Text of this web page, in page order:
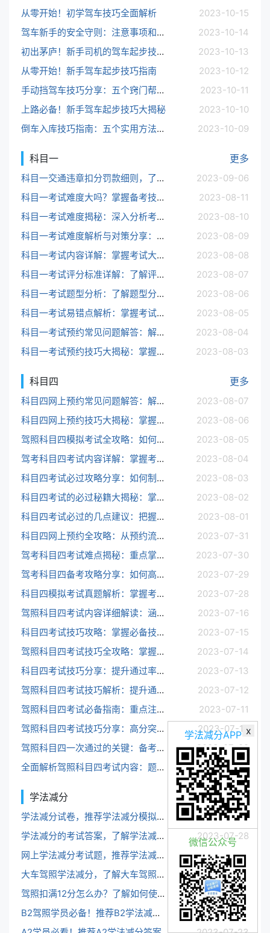
从零开始！初学驾车技巧全面解析
2023-10-15
驾车新手的安全守则：注意事项和技巧助你成为熟练驾驶者
2023-10-14
初出茅庐！新手司机的驾车起步技巧分享
2023-10-13
从零开始！新手驾车起步技巧指南
2023-10-12
手动挡驾车技巧分享：五个窍门帮你驾驶更轻松
2023-10-11
上路必备！新手驾车起步技巧大揭秘
2023-10-10
倒车入库技巧指南：五个实用方法让你信心满满
2023-10-09
科目一 更多
科目一交通违章扣分罚款细则，了解交通违章扣分细则
2023-09-06
科目一考试难度大吗？掌握备考技巧，提高考试通过率，轻松应对考试难度
2023-08-11
科目一考试难度揭秘：深入分析考试难度、通过率、及格分数线等因素，评估考试难度
2023-08-10
科目一考试难度解析与对策分享：如何正确认识考试难度，制定科学备考计划，提高考试通过率
2023-08-09
科目一考试内容详解：掌握考试大纲和题型分布，有针对性备考，轻松通过考试
2023-08-08
科目一考试评分标准详解：了解评分规则，掌握考试技巧，稳扎稳打，轻松过关
2023-08-07
科目一考试题型分析：了解题型分布，掌握答题技巧，提高考试得分率
2023-08-06
科目一考试易错点解析：掌握考试难点，避免犯错，提高考试得分率
2023-08-05
科目一考试预约常见问题解答：解答您所关心的问题，让您轻松预约到理想的考试时间和地点
2023-08-04
科目一考试预约技巧大揭秘：掌握这些技巧，轻松预约心仪的考试时间和地点
2023-08-03
科目四 更多
科目四网上预约常见问题解答：解答您所关心的问题，让您轻松预约到理想的考试时间和地点
2023-08-07
科目四网上预约技巧大揭秘：掌握这些技巧，轻松预约心仪的考试时间和地点
2023-08-06
驾照科目四模拟考试全攻略：如何进行科目四模拟考试，提高考试通过率？
2023-08-05
驾考科目四考试内容详解：掌握考试大纲和题型分布，有针对性备考，轻松通过考试
2023-08-04
科目四考试必过攻略分享：如何制定科学备考计划，提高考试通过率？
2023-08-03
科目四考试的必过秘籍大揭秘：掌握考试技巧和注意事项，帮你顺利通过考试
2023-08-02
科目四考试必过的几点建议：把握重点难点，强化练习，轻松通过科目四考试
2023-08-01
科目四网上预约全攻略：从预约流程到注意事项，一步一步教你如何网上预约科目四考试
2023-07-31
驾考科目四考试难点揭秘：重点掌握难点和易错点，提高考试得分率
2023-07-30
驾考科目四备考攻略分享：如何高效备考，掌握考试技巧，稳扎稳打，一次性通过考试
2023-07-29
科目四模拟考试真题解析：掌握考试题型、难度及答题技巧，迎接科目四考试
2023-07-28
驾照科目四考试内容详细解读：涵盖交通法规、驾驶技巧和安全意识要点
2023-07-16
科目四考试技巧攻略：掌握必备技巧，轻松驾驭考试难关
2023-07-15
驾照科目四考试技巧全攻略：掌握高分技巧，轻松通过考试
2023-07-14
科目四考试技巧分享：提升通过率的实用建议和优化学习方法
2023-07-13
驾照科目四考试技巧解析：提升通过率的实用方法和备考建议
2023-07-12
驾照科目四考试必备指南：重点注意事项、题型解析和高分策略一次get！
2023-07-11
驾照科目四考试技巧分享：高分突破的秘密武器揭秘
2023-07-10
驾照科目四一次通过的关键：备考要点、模拟练习和考试注意事项
2023-07-09
全面解析驾照科目四考试内容：题型、规定和评分标准详解
2023-07-08
学法减分 更多
学法减分试卷，推荐学法减分模拟试卷
2023-07-29
学法减分的考试答案，了解学法减分的答案获取方法
2023-07-28
网上学法减分考试题，推荐学法减分考试资源
2023-07-27
大车驾照学法减分，了解大车驾照学法减分相关规定
2023-07-26
驾照扣满12分怎么办？了解如何使用满分教育保留驾照
2023-07-25
B2驾照学员必备！推荐B2学法减分试题库
2023-07-24
x
学法减分APP
微信公众号